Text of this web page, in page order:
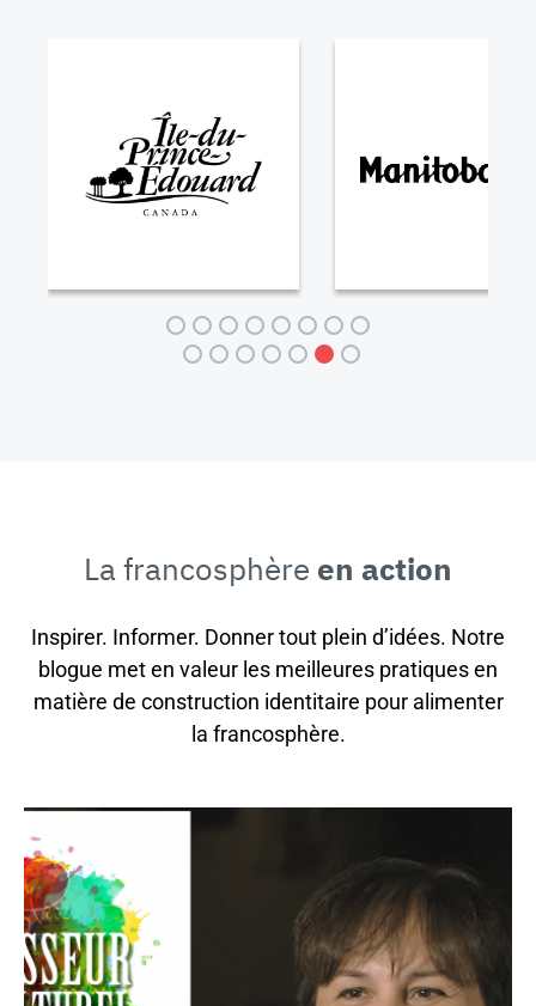
La francosphère en action
Inspirer. Informer. Donner tout plein d’idées. Notre
blogue met en valeur les meilleures pratiques en
matière de construction identitaire pour alimenter
la francosphère.